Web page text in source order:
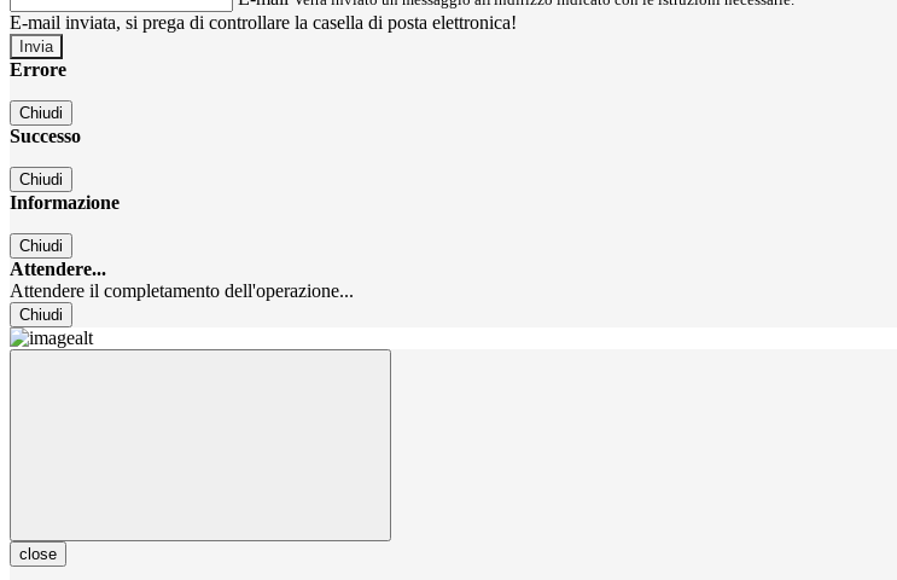
E-mail inviata, si prega di controllare la casella di posta elettronica!
Errore
Chiudi
Successo
Chiudi
Informazione
Chiudi
Attendere...
Attendere il completamento dell'operazione...
Chiudi
close